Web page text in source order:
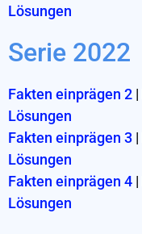
Lösungen
Serie 2022
Fakten einprägen 2 |
Lösungen
Fakten einprägen 3 |
Lösungen
Fakten einprägen 4 |
Lösungen